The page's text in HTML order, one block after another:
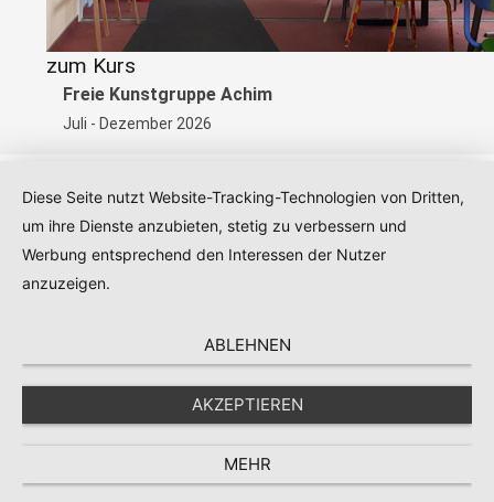
zum Kurs
Freie Kunstgruppe Achim
Juli - Dezember 2026
Kontakt|Impressum|Datenschutz|AGB
Diese Seite nutzt Website-Tracking-Technologien von Dritten,
um ihre Dienste anzubieten, stetig zu verbessern und
Werbung entsprechend den Interessen der Nutzer
anzuzeigen.
ABLEHNEN
AKZEPTIEREN
MEHR